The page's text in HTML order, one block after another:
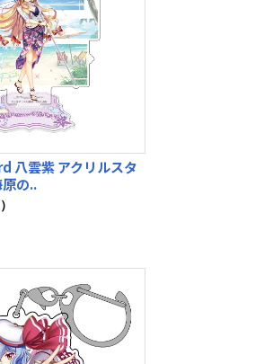
八雲紫 アクリルスタ
の..